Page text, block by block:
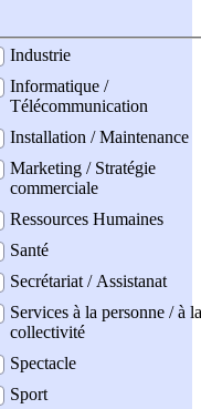
Industrie
Informatique /
Télécommunication
Installation / Maintenance
Marketing / Stratégie
commerciale
Ressources Humaines
Santé
Secrétariat / Assistanat
Services à la personne / à la
collectivité
Spectacle
Sport